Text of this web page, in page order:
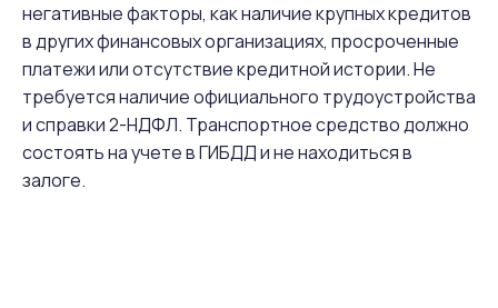
негативные факторы, как наличие крупных кредитов
в других финансовых организациях, просроченные
платежи или отсутствие кредитной истории. Не
требуется наличие официального трудоустройства
и справки 2-НДФЛ. Транспортное средство должно
состоять на учете в ГИБДД и не находиться в
залоге.